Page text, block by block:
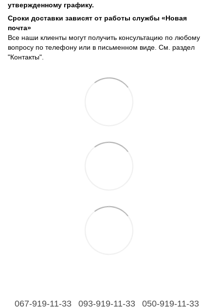
утвержденному графику.
Сроки доставки зависят от работы службы «Новая
почта»
Все наши клиенты могут получить консультацию по любому
вопросу по телефону или в письменном виде. См. раздел
"Контакты".
067-919-11-33 093-919-11-33 050-919-11-33